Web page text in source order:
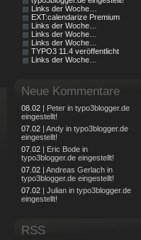
Links der Woche…
EXT:calendarize Premium
Links der Woche…
Links der Woche…
Links der Woche…
TYPO3 11.4 veröffentlicht
Links der Woche…
Neue Kommentare
08.02 | Peter in typo3blogger.de
eingestellt!
07.02 | Andy in typo3blogger.de
eingestellt!
07.02 | Eric Bode in
typo3blogger.de eingestellt!
07.02 | Andreas Gerlach in
typo3blogger.de eingestellt!
07.02 | Julian in typo3blogger.de
eingestellt!
RSS